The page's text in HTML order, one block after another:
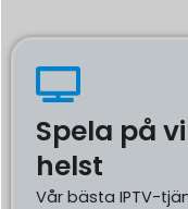
Spela på
helst
Vår bästa IPTV-